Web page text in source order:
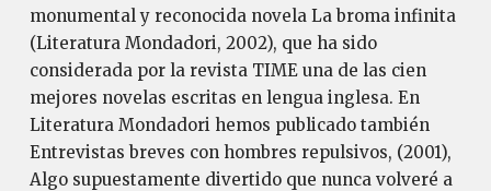
monumental y reconocida novela La broma infinita
(Literatura Mondadori, 2002), que ha sido
considerada por la revista TIME una de las cien
mejores novelas escritas en lengua inglesa. En
Literatura Mondadori hemos publicado también
Entrevistas breves con hombres repulsivos, (2001),
Algo supuestamente divertido que nunca volveré a